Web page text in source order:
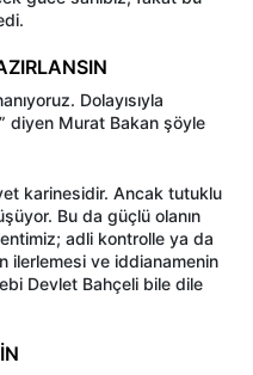
Dolayısıyla
diyen Murat Bakan şöyle
karinesidir. Ancak tutuklu
Bu da güçlü olanın
adli kontrolle ya da
ilerlemesi ve iddianamenin
Devlet Bahçeli bile dile